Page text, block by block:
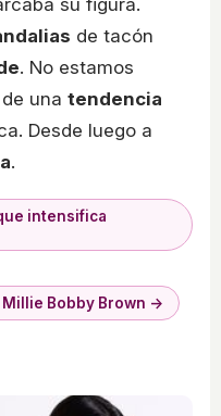
su figura.
de tacón
. No estamos
una tendencia
Desde luego a
.
intensifica
Millie Bobby Brown →